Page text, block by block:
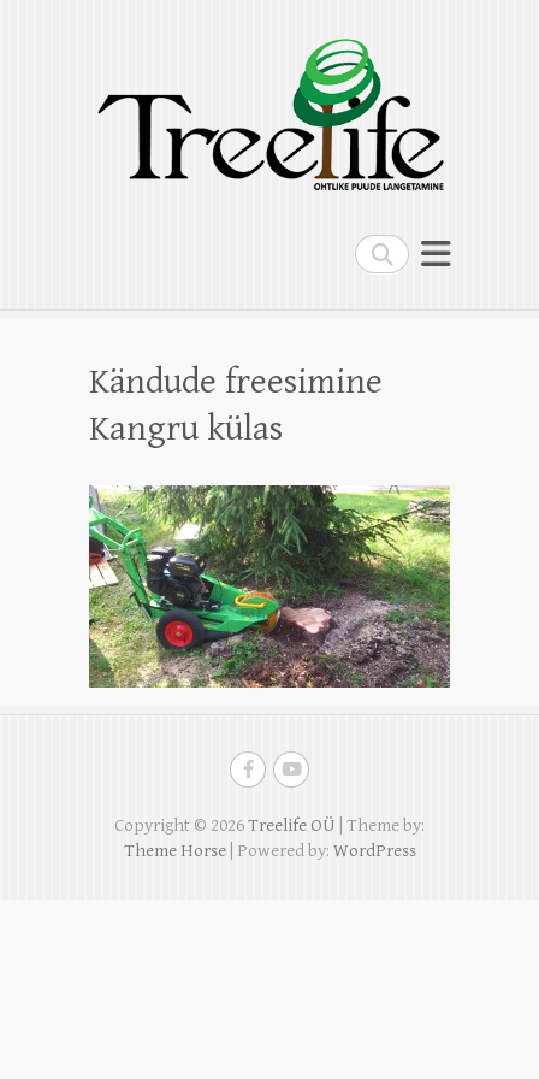
Search
Treelife OÜ
Ohtlike puude langetamine, puude
hoolduslõikus, kändude freesimine,
Kändude freesimine
Kangru külas
Copyright © 2026Treelife OÜ | Theme by:
Theme Horse| Powered by: WordPress